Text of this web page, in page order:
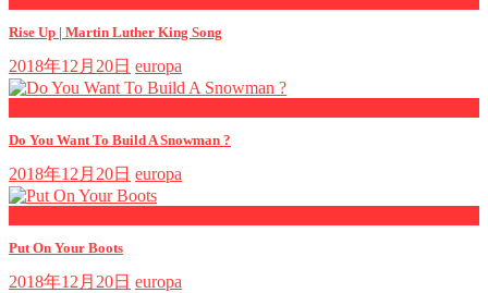
Rise Up | Martin Luther King Song
2018年12月20日 europa
Do You Want To Build A Snowman ?
2018年12月20日 europa
Put On Your Boots
2018年12月20日 europa